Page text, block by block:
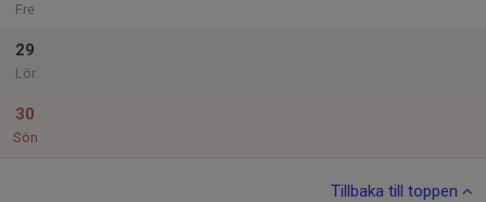
Fre
29
Lör
30
Sön
Tillbaka till toppen